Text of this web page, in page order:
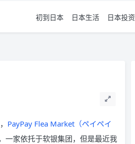
初到日本 日本生活 日本投资
， PayPay Flea Market（ペイペイ
一家依托于软银集团，但是最近我